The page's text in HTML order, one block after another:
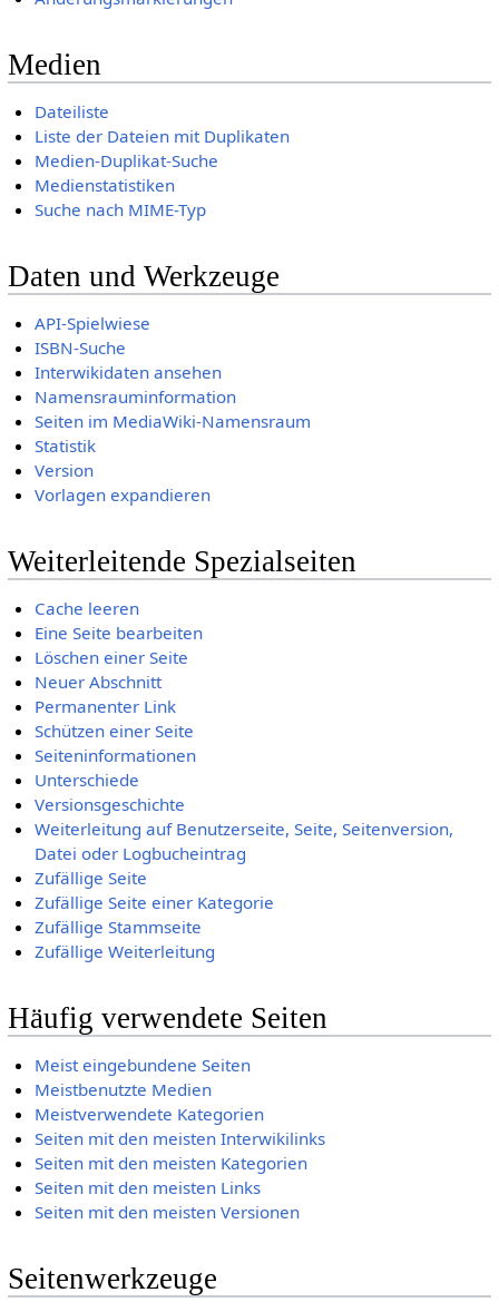
Medien
Dateiliste
Liste der Dateien mit Duplikaten
Medien-Duplikat-Suche
Medienstatistiken
Suche nach MIME-Typ
Daten und Werkzeuge
API-Spielwiese
ISBN-Suche
Interwikidaten ansehen
Namensrauminformation
Seiten im MediaWiki-Namensraum
Statistik
Version
Vorlagen expandieren
Weiterleitende Spezialseiten
Cache leeren
Eine Seite bearbeiten
Löschen einer Seite
Neuer Abschnitt
Permanenter Link
Schützen einer Seite
Seiteninformationen
Unterschiede
Versionsgeschichte
Weiterleitung auf Benutzerseite, Seite, Seitenversion,
Datei oder Logbucheintrag
Zufällige Seite
Zufällige Seite einer Kategorie
Zufällige Stammseite
Zufällige Weiterleitung
Häufig verwendete Seiten
Meist eingebundene Seiten
Meistbenutzte Medien
Meistverwendete Kategorien
Seiten mit den meisten Interwikilinks
Seiten mit den meisten Kategorien
Seiten mit den meisten Links
Seiten mit den meisten Versionen
Seitenwerkzeuge